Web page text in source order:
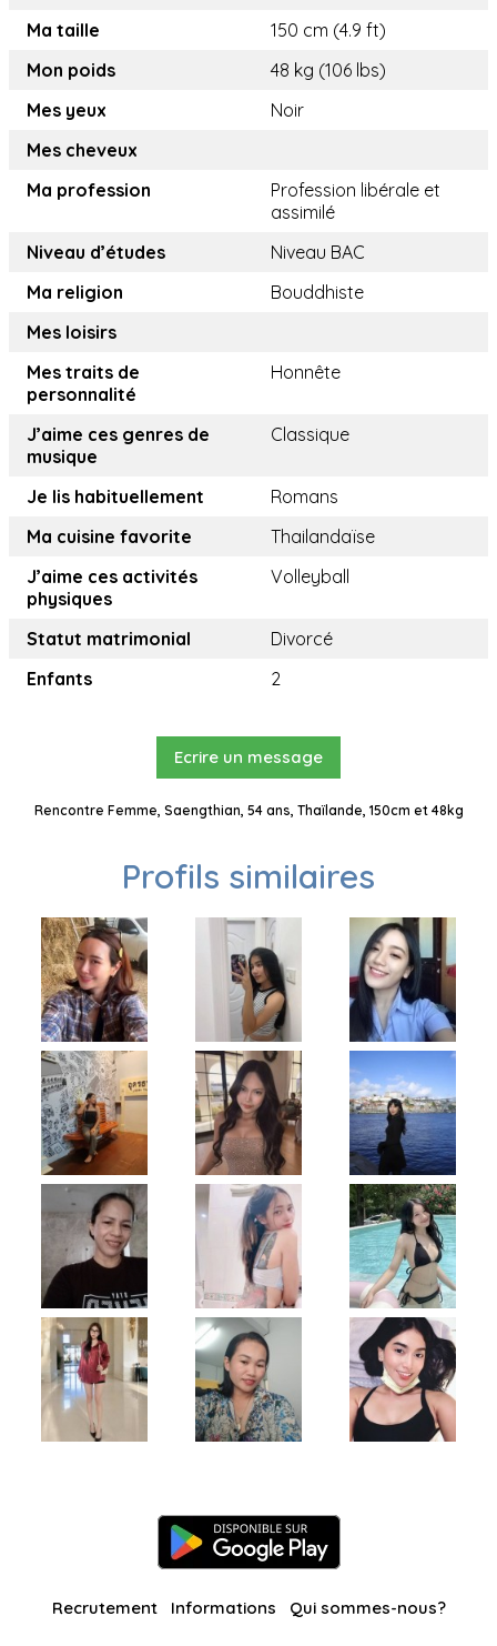
Ma taille
150 cm (4.9 ft)
Mon poids
48 kg (106 lbs)
Mes yeux
Noir
Mes cheveux
Ma profession
Profession libérale et
assimilé
Niveau d’études
Niveau BAC
Ma religion
Bouddhiste
Mes loisirs
Mes traits de
personnalité
Honnête
J’aime ces genres de
musique
Classique
Je lis habituellement
Romans
Ma cuisine favorite
Thailandaïse
J’aime ces activités
physiques
Volleyball
Statut matrimonial
Divorcé
Enfants
2
Ecrire un message
Rencontre Femme, Saengthian, 54 ans, Thaïlande, 150cm et 48kg
Profils similaires
Recrutement Informations Qui sommes-nous?